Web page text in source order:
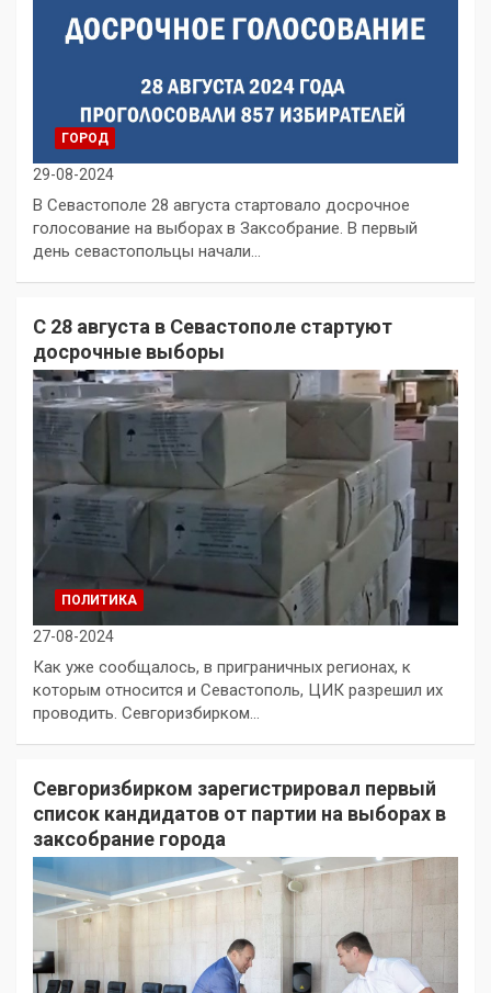
ГОРОД
29-08-2024
В Севастополе 28 августа стартовало досрочное
голосование на выборах в Заксобрание. В первый
день севастопольцы начали…
С 28 августа в Севастополе стартуют
досрочные выборы
ПОЛИТИКА
27-08-2024
Как уже сообщалось, в приграничных регионах, к
которым относится и Севастополь, ЦИК разрешил их
проводить. Севгоризбирком…
Севгоризбирком зарегистрировал первый
список кандидатов от партии на выборах в
заксобрание города